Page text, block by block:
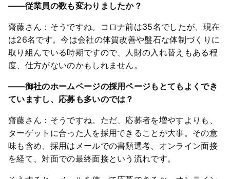
――従業員の数も変わりましたか？
齋藤さん：そうですね。コロナ前は35名でしたが、現在
は26名です。今は会社の体質改善や盤石な体制づくりに
取り組んでいる時期ですので、人財の入れ替えもある程
度、仕方がないのかもしれません。
――御社のホームページの採用ページもとてもよくでき
ていますし、応募も多いのでは？
齋藤さん：そうですね。ただ、応募者を増やすよりも、
ターゲットに合った人を採用できることが大事。その意
味も含め、採用はメールでの書類選考、オンライン面接
を経て、対面での最終面接という流れです。